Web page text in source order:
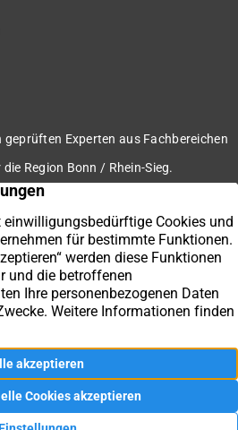
geprüften Experten aus Fachbereichen
Region Bonn / Rhein-Sieg.
Immobilienbörse Bonn / Rhein-